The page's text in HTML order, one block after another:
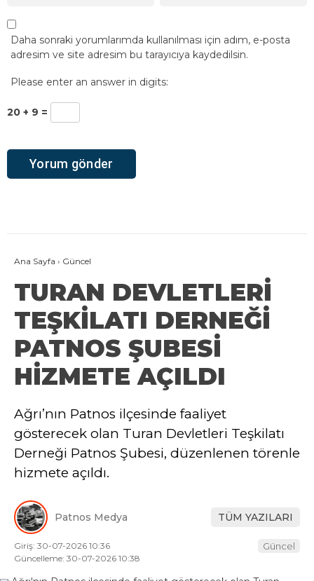
Daha sonraki yorumlarımda kullanılması için adım, e-posta
adresim ve site adresim bu tarayıcıya kaydedilsin.
Please enter an answer in digits:
20 + 9 =
Ana Sayfa › Güncel
TURAN DEVLETLERİ
TEŞKİLATI DERNEĞİ
PATNOS ŞUBESİ
HİZMETE AÇILDI
Ağrı’nın Patnos ilçesinde faaliyet
gösterecek olan Turan Devletleri Teşkilatı
Derneği Patnos Şubesi, düzenlenen törenle
hizmete açıldı.
Patnos Medya TÜM YAZILARI
Giriş: 30-07-2026 10:36
Güncelleme: 30-07-2026 10:38
Güncel